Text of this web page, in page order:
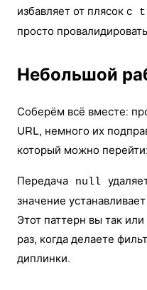
избавляет от плясок с
просто
Небольшой
Соберём всё вместе:
URL, немного их
который можно перейти:
Передача null
значение
Этот паттерн вы так
раз, когда делаете
диплинки.